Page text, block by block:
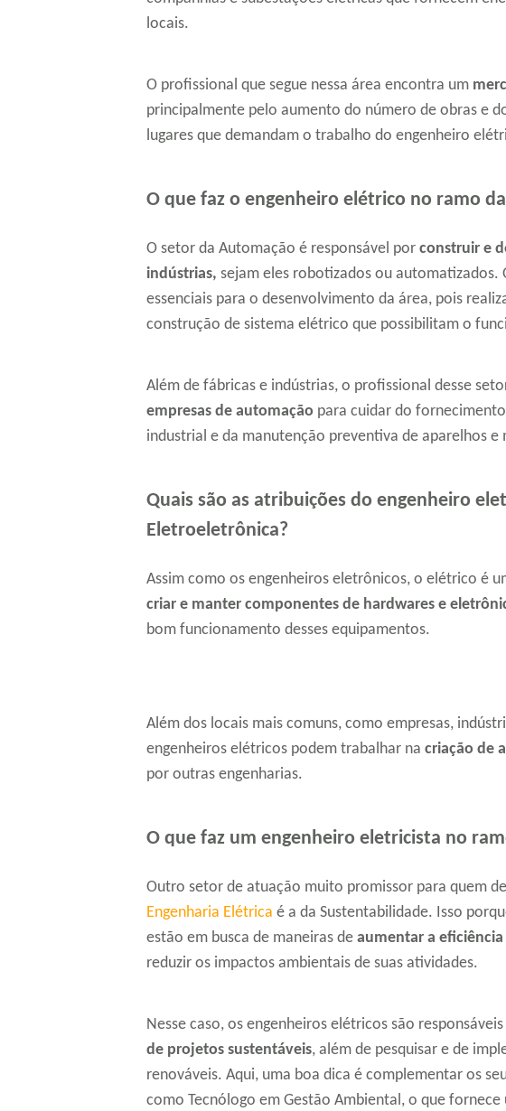
locais.
O profissional que segue nessa área encontra um
principalmente pelo aumento do número de obras e
lugares que demandam o trabalho do engenheiro
O que faz o engenheiro elétrico no ramo
O setor da Automação é responsável por construir e
indústrias, sejam eles robotizados ou automatizados.
essenciais para o desenvolvimento da área, pois
construção de sistema elétrico que possibilitam o
Além de fábricas e indústrias, o profissional desse
empresas de automação para cuidar do
industrial e da manutenção preventiva de aparelhos e
Quais são as atribuições do engenheiro
Eletroeletrônica?
Assim como os engenheiros eletrônicos, o elétrico é
criar e manter componentes de hardwares e
bom funcionamento desses equipamentos.
Além dos locais mais comuns, como empresas,
engenheiros elétricos podem trabalhar na criação de
por outras engenharias.
O que faz um engenheiro eletricista no
Outro setor de atuação muito promissor para quem
Engenharia Elétrica é a da Sustentabilidade. Isso
estão em busca de maneiras de aumentar a
reduzir os impactos ambientais de suas atividades.
Nesse caso, os engenheiros elétricos são
de projetos sustentáveis, além de pesquisar e de
renováveis. Aqui, uma boa dica é complementar os
como Tecnólogo em Gestão Ambiental, o que